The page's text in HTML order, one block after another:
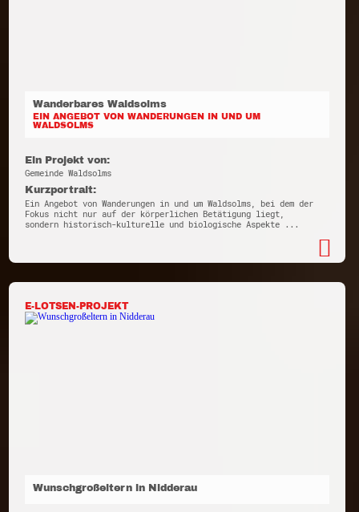
Wanderbares Waldsolms
EIN ANGEBOT VON WANDERUNGEN IN UND UM
WALDSOLMS
Ein Projekt von:
Gemeinde Waldsolms
Kurzportrait:
Ein Angebot von Wanderungen in und um Waldsolms, bei dem der
Fokus nicht nur auf der körperlichen Betätigung liegt,
sondern historisch-kulturelle und biologische Aspekte ...
E-LOTSEN-PROJEKT
Wunschgroßeltern in Nidderau